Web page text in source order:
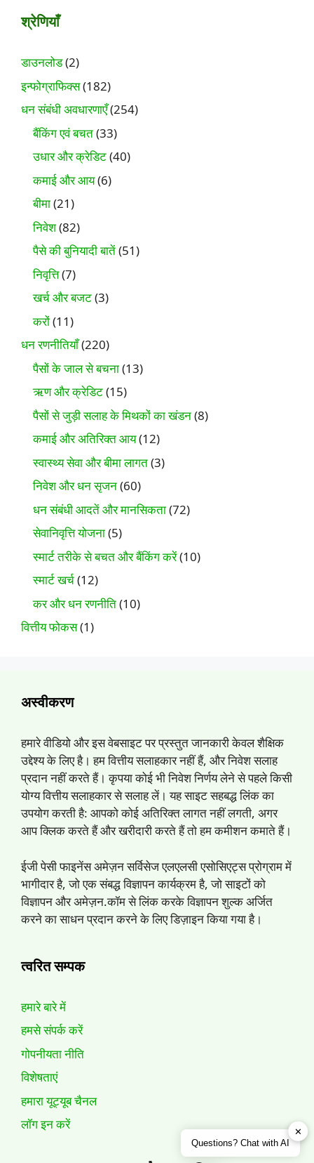
श्रेणियाँ
डाउनलोड(2)
इन्फोग्राफिक्स(182)
धन संबंधी अवधारणाएँ(254)
बैंकिंग एवं बचत(33)
उधार और क्रेडिट(40)
कमाई और आय(6)
बीमा(21)
निवेश(82)
पैसे की बुनियादी बातें(51)
निवृत्ति(7)
खर्च और बजट(3)
करों(11)
धन रणनीतियाँ(220)
पैसों के जाल से बचना(13)
ऋण और क्रेडिट(15)
पैसों से जुड़ी सलाह के मिथकों का खंडन(8)
कमाई और अतिरिक्त आय(12)
स्वास्थ्य सेवा और बीमा लागत(3)
निवेश और धन सृजन(60)
धन संबंधी आदतें और मानसिकता(72)
सेवानिवृत्ति योजना(5)
स्मार्ट तरीके से बचत और बैंकिंग करें(10)
स्मार्ट खर्च(12)
कर और धन रणनीति(10)
वित्तीय फोकस(1)
अस्वीकरण
हमारे वीडियो और इस वेबसाइट पर प्रस्तुत जानकारी केवल शैक्षिक
उद्देश्य के लिए है। हम वित्तीय सलाहकार नहीं हैं, और निवेश सलाह
प्रदान नहीं करते हैं। कृपया कोई भी निवेश निर्णय लेने से पहले किसी
योग्य वित्तीय सलाहकार से सलाह लें। यह साइट सहबद्ध लिंक का
उपयोग करती है: आपको कोई अतिरिक्त लागत नहीं लगती, अगर
आप क्लिक करते हैं और खरीदारी करते हैं तो हम कमीशन कमाते हैं।
ईजी पेसी फाइनेंस अमेज़न सर्विसेज एलएलसी एसोसिएट्स प्रोग्राम में
भागीदार है, जो एक संबद्ध विज्ञापन कार्यक्रम है, जो साइटों को
विज्ञापन और अमेज़न.कॉम से लिंक करके विज्ञापन शुल्क अर्जित
करने का साधन प्रदान करने के लिए डिज़ाइन किया गया है।
त्वरित सम्पक
हमारे बारे में
हमसे संपर्क करें
गोपनीयता नीति
विशेषताएं
हमारा यूट्यूब चैनल
लॉग इन करें
✕
Questions? Chat with AI